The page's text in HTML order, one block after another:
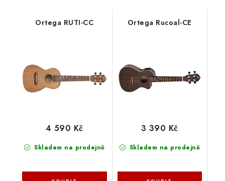
Ortega RUTI-CC
Skladem na prodejně
4 590 Kč
Ortega Rucoal-CE
Skladem na prodejně
3 390 Kč